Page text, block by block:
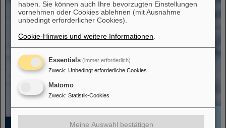
haben. Sie können auch Ihre bevorzugten Einstellungen
vornehmen oder Cookies ablehnen (mit Ausnahme
unbedingt erforderlicher Cookies).
Cookie-Hinweis und weitere Informationen
Essentials (immer erforderlich)
Zweck: Unbedingt erforderliche Cookies
Matomo
Zweck: Statistik-Cookies
Meine Auswahl bestätigen